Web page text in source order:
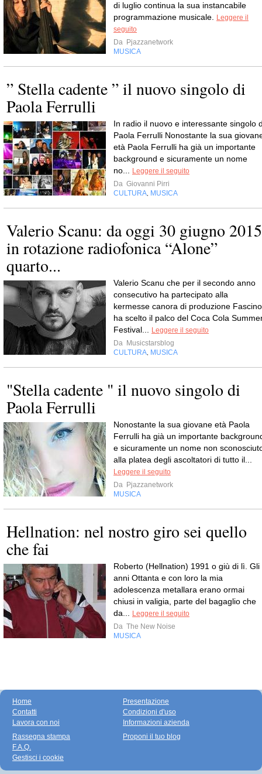
di luglio continua la sua instancabile
programmazione musicale.
Leggere il
seguito
Da Pjazzanetwork
MUSICA
” Stella cadente ” il nuovo singolo di
Paola Ferrulli
In radio il nuovo e interessante singolo
Paola Ferrulli Nonostante la sua
età Paola Ferrulli ha già un importante
background e sicuramente un nome
no...
Leggere il seguito
Da Giovanni Pirri
CULTURA MUSICA
Valerio Scanu: da oggi 30 giugno 2015
in rotazione radiofonica “Alone”
quarto...
Valerio Scanu che per il secondo anno
consecutivo ha partecipato alla
kermesse canora di produzione
ha scelto il palco del Coca Cola
Festival...
Leggere il seguito
Da Musicstarsblog
CULTURA MUSICA
"Stella cadente " il nuovo singolo di
Paola Ferrulli
Nonostante la sua giovane età Paola
Ferrulli ha già un importante
e sicuramente un nome non
alla platea degli ascoltatori di tutto il...
Leggere il seguito
Da Pjazzanetwork
MUSICA
Hellnation: nel nostro giro sei quello
che fai
Roberto (Hellnation) 1991 o giù di lì. Gli
anni Ottanta e con loro la mia
adolescenza metallara erano ormai
chiusi in valigia, parte del bagaglio che
da...
Leggere il seguito
Da The New Noise
MUSICA
Home
Contatti
Lavora con noi
Presentazione
Condizioni d'uso
Informazioni azienda
Rassegna stampa
F.A.Q.
Gestisci i cookie
Proponi il tuo blog